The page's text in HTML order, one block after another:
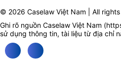
© 2026 Caselaw Việt Nam | All
Ghi rõ nguồn Caselaw Việt Nam (
sử dụng thông tin, tài liệu từ địa chỉ